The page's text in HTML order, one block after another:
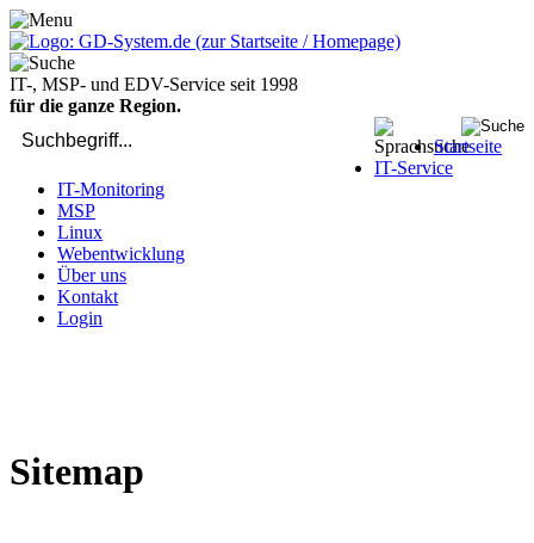
IT-, MSP- und EDV-Service seit 1998
für die ganze Region.
Startseite
IT-Service
IT-Monitoring
MSP
Linux
Webentwicklung
Über uns
Kontakt
Login
Sitemap